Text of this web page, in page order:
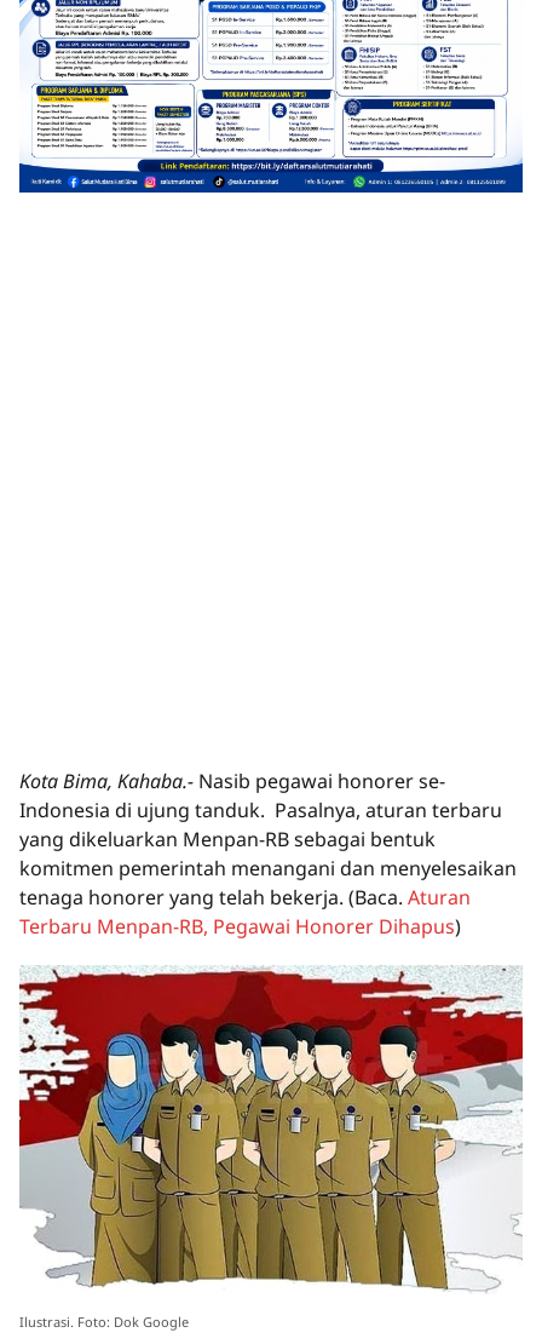
Kota Bima, Kahaba.- Nasib pegawai honorer se-
Indonesia di ujung tanduk. Pasalnya, aturan terbaru
yang dikeluarkan Menpan-RB sebagai bentuk
komitmen pemerintah menangani dan menyelesaikan
tenaga honorer yang telah bekerja. (Baca. Aturan
Terbaru Menpan-RB, Pegawai Honorer Dihapus)
Ilustrasi. Foto: Dok Google